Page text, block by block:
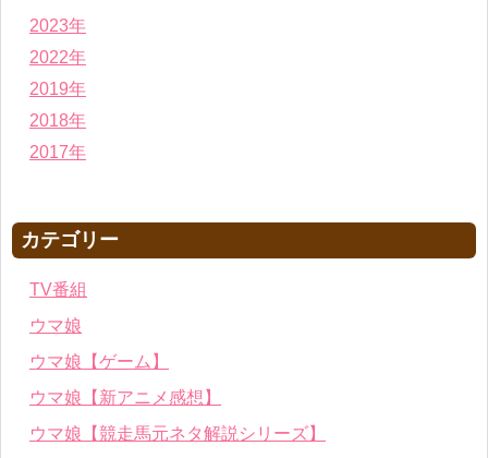
2023年
2022年
2019年
2018年
2017年
カテゴリー
TV番組
ウマ娘
ウマ娘【ゲーム】
ウマ娘【新アニメ感想】
ウマ娘【競走馬元ネタ解説シリーズ】